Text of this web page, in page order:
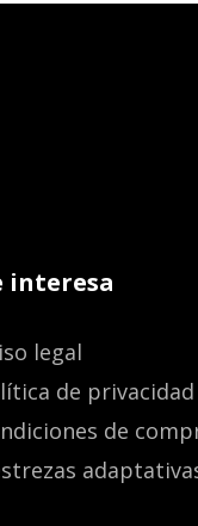
interesa
legal
de privacidad
de